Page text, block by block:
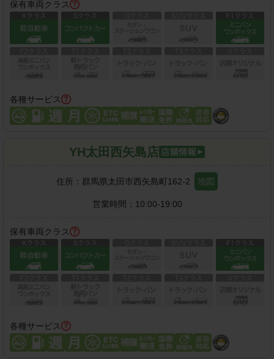
保有車両クラス
各種サービス
YH太田西矢島店
住所： 群馬県太田市西矢島町162-2 地図
営業時間： 10:00-19:00
保有車両クラス
各種サービス